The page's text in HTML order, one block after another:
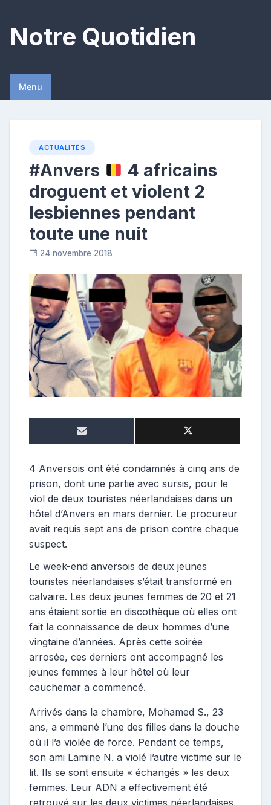
content
Notre Quotidien
Menu
ACTUALITÉS
#Anvers
4 africains
droguent et violent 2
lesbiennes pendant
toute une nuit
24 novembre 2018
o
n
t
r
i
b
u
t
r
i
e
4 Anversois ont été condamnés à cinq ans de
prison, dont une partie avec sursis, pour le
viol de deux touristes néerlandaises dans un
hôtel d’Anvers en mars dernier. Le procureur
avait requis sept ans de prison contre chaque
suspect.
Le week-end anversois de deux jeunes
touristes néerlandaises s’était transformé en
calvaire. Les deux jeunes femmes de 20 et 21
ans étaient sortie en discothèque où elles ont
fait la connaissance de deux hommes d’une
vingtaine d’années. Après cette soirée
arrosée, ces derniers ont accompagné les
jeunes femmes à leur hôtel où leur
cauchemar a commencé.
Arrivés dans la chambre, Mohamed S., 23
ans, a emmené l’une des filles dans la douche
où il l’a violée de force. Pendant ce temps,
son ami Lamine N. a violé l’autre victime sur le
lit. Ils se sont ensuite « échangés » les deux
femmes. Leur ADN a effectivement été